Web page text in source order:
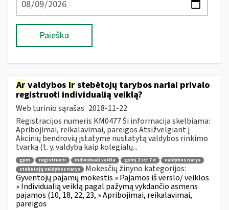
Paieška
Ar valdybos ir stebėtojų tarybos nariai privalo
registruoti individualią veiklą?
Web turinio sąrašas 2018-11-22
Registracijos numeris KM0477 Ši informacija skelbiama:
Apribojimai, reikalavimai, pareigos Atsižvelgiant į
Akcinių bendrovių įstatyme nustatytą valdybos rinkimo
tvarką (t. y. valdybą kaip kolegialų...
gpm registruoti individuali veikla gpmį 2 str 7 d
valdybos narys
stebėtojų valdybos narys
Mokesčių žinyno kategorijos:
Gyventojų pajamų mokestis » Pajamos iš verslo/ veiklos
» Individualią veiklą pagal pažymą vykdančio asmens
pajamos (10, 18, 22, 23, » Apribojimai, reikalavimai,
pareigos